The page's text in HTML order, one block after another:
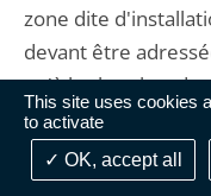
This site uses cookies
to activate
OK, accept all
zone dite
devant être
qu'à la chambre
général près la cour
laquelle l'office a
échéant, à la